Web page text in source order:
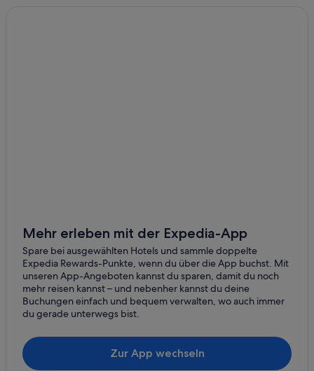
Mehr erleben mit der Expedia-App
Spare bei ausgewählten Hotels und sammle doppelte
Expedia Rewards-Punkte, wenn du über die App buchst. Mit
unseren App-Angeboten kannst du sparen, damit du noch
mehr reisen kannst – und nebenher kannst du deine
Buchungen einfach und bequem verwalten, wo auch immer
du gerade unterwegs bist.
Zur App wechseln